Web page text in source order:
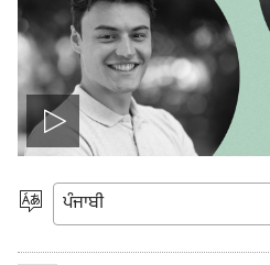
ਵੀਡੀਓ
ਚਲਾਓ
ਭਾਸ਼ਾ